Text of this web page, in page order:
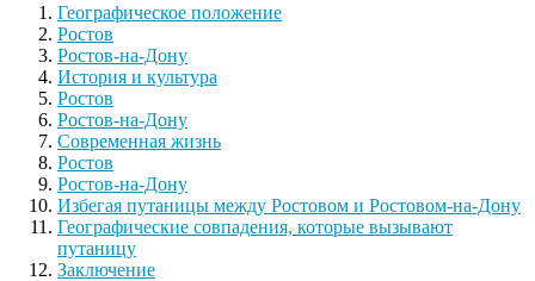
Географическое положение
Ростов
Ростов-на-Дону
История и культура
Ростов
Ростов-на-Дону
Современная жизнь
Ростов
Ростов-на-Дону
Избегая путаницы между Ростовом и Ростовом-на-Дону
Географические совпадения, которые вызывают
путаницу
Заключение